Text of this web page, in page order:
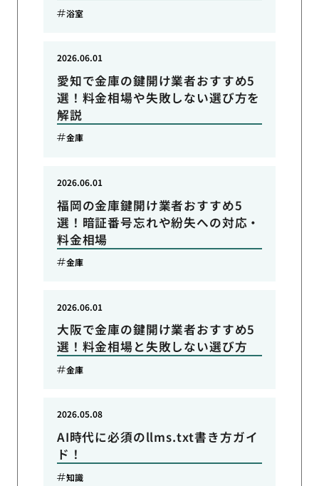
浴室
愛知で金庫の鍵開け業者おすすめ5
選！料金相場や失敗しない選び方を
解説
2026.06.01
金庫
福岡の金庫鍵開け業者おすすめ5
選！暗証番号忘れや紛失への対応・
料金相場
2026.06.01
金庫
大阪で金庫の鍵開け業者おすすめ5
選！料金相場と失敗しない選び方
2026.06.01
金庫
AI時代に必須のllms.txt書き方ガイ
ド！
2026.05.08
知識